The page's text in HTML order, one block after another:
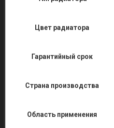
Цвет радиатора
Гарантийный срок
Страна производства
Область применения